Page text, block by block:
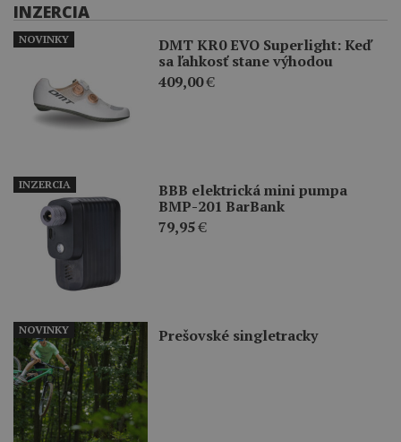
INZERCIA
DMT KR0 EVO Superlight: Keď
sa ľahkosť stane výhodou
409,00€
NOVINKY
BBB elektrická mini pumpa
BMP-201 BarBank
79,95€
INZERCIA
Prešovské singletracky
NOVINKY